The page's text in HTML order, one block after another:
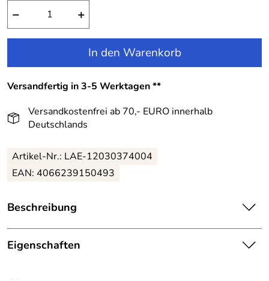
− +
In den Warenkorb
Versandfertig in 3-5 Werktagen **
Versandkostenfrei ab 70,- EURO innerhalb
Deutschlands
Artikel-Nr.: LAE-12030374004
EAN: 4066239150493
Beschreibung
Lässig Kindergartenrucksack Mini Rolltop Little Gang
blau:
Eigenschaften